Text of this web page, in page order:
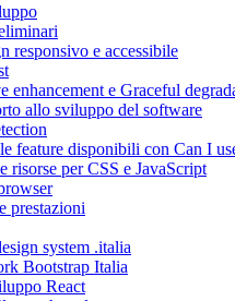
responsivo e accessibile
enhancement e Graceful
allo sviluppo del software
feature disponibili con Can I
risorse per CSS e JavaScript
prestazioni
system .italia
Bootstrap Italia
React